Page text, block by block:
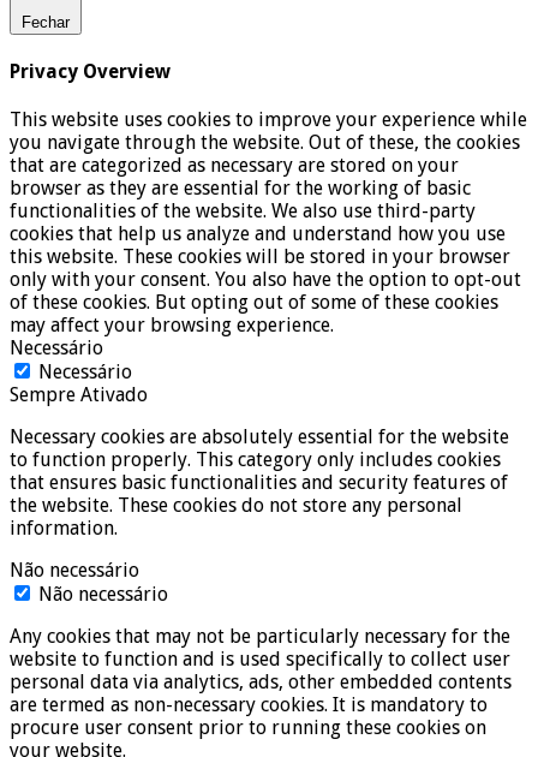
Fechar
Privacy Overview
This website uses cookies to improve your experience while
you navigate through the website. Out of these, the cookies
that are categorized as necessary are stored on your
browser as they are essential for the working of basic
functionalities of the website. We also use third-party
cookies that help us analyze and understand how you use
this website. These cookies will be stored in your browser
only with your consent. You also have the option to opt-out
of these cookies. But opting out of some of these cookies
may affect your browsing experience.
Necessário
Necessário
Sempre Ativado
Necessary cookies are absolutely essential for the website
to function properly. This category only includes cookies
that ensures basic functionalities and security features of
the website. These cookies do not store any personal
information.
Não necessário
Não necessário
Any cookies that may not be particularly necessary for the
website to function and is used specifically to collect user
personal data via analytics, ads, other embedded contents
are termed as non-necessary cookies. It is mandatory to
procure user consent prior to running these cookies on
your website.